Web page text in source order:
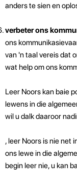
anders te sien en
verbeter ons
ons
van 'n taal vereis dat
wat help om ons
Leer Noors kan baie
lewens in die
wil u dalk daaroor
, leer Noors is nie net
ons lewe in die
begin leer nie, u kan